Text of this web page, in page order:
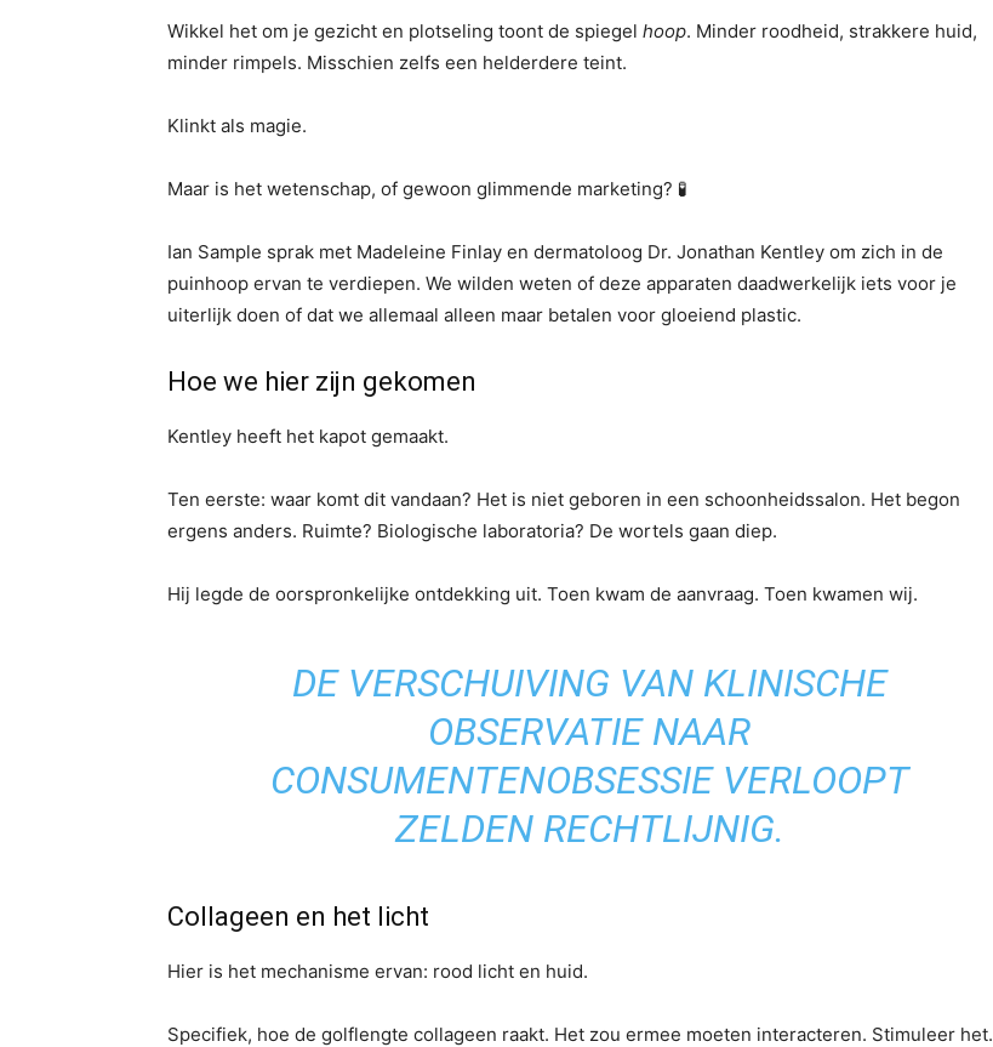
Wikkel het om je gezicht en plotseling toont de spiegel hoop. Minder roodheid, strakkere huid,
minder rimpels. Misschien zelfs een helderdere teint.
Klinkt als magie.
Maar is het wetenschap, of gewoon glimmende marketing? 🧪
Ian Sample sprak met Madeleine Finlay en dermatoloog Dr. Jonathan Kentley om zich in de
puinhoop ervan te verdiepen. We wilden weten of deze apparaten daadwerkelijk iets voor je
uiterlijk doen of dat we allemaal alleen maar betalen voor gloeiend plastic.
Hoe we hier zijn gekomen
Kentley heeft het kapot gemaakt.
Ten eerste: waar komt dit vandaan? Het is niet geboren in een schoonheidssalon. Het begon
ergens anders. Ruimte? Biologische laboratoria? De wortels gaan diep.
Hij legde de oorspronkelijke ontdekking uit. Toen kwam de aanvraag. Toen kwamen wij.
DE VERSCHUIVING VAN KLINISCHE
OBSERVATIE NAAR
CONSUMENTENOBSESSIE VERLOOPT
ZELDEN RECHTLIJNIG.
Collageen en het licht
Hier is het mechanisme ervan: rood licht en huid.
Specifiek, hoe de golflengte collageen raakt. Het zou ermee moeten interacteren. Stimuleer het.